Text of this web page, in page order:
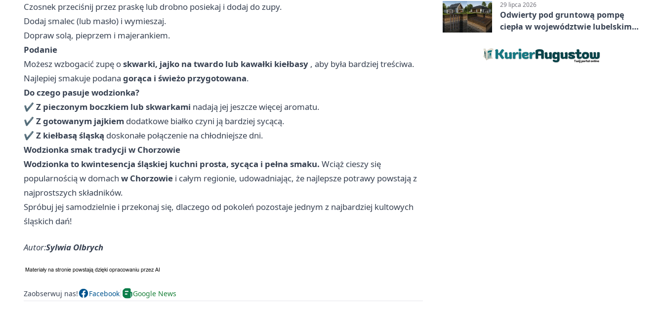
Czosnek przeciśnij przez praskę lub drobno posiekaj i dodaj do zupy.
Dodaj smalec (lub masło) i wymieszaj.
Dopraw solą, pieprzem i majerankiem.
Podanie
Możesz wzbogacić zupę oskwarki, jajko na twardo lub kawałki kiełbasy , aby była bardziej treściwa.
Najlepiej smakuje podana gorąca i świeżo przygotowana.
Do czego pasuje wodzionka?
✔ Z pieczonym boczkiem lub skwarkami nadają jej jeszcze więcej aromatu.
✔ Z gotowanym jajkiem dodatkowe białko czyni ją bardziej sycącą.
✔ Z kiełbasą śląską doskonałe połączenie na chłodniejsze dni.
Wodzionka smak tradycji w Chorzowie
Wodzionka to kwintesencja śląskiej kuchni prosta, sycąca i pełna smaku. Wciąż cieszy się
popularnością w domach w Chorzowie i całym regionie, udowadniając, że najlepsze potrawy powstają z
najprostszych składników.
Spróbuj jej samodzielnie i przekonaj się, dlaczego od pokoleń pozostaje jednym z najbardziej kultowych
śląskich dań!
Autor:Sylwia Olbrych
Zaobserwuj nas! Facebook Google News
29 lipca 2026
Odwierty pod gruntową pompę
ciepła w województwie lubelskim -